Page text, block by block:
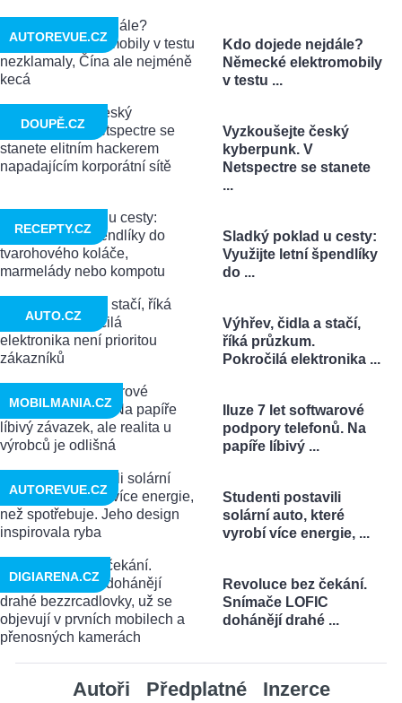
Kdo dojede nejdále?
Německé elektromobily
v testu ...
AUTOREVUE.CZ
Vyzkoušejte český
kyberpunk. V
Netspectre se stanete
...
DOUPĚ.CZ
Sladký poklad u cesty:
Využijte letní špendlíky
do ...
RECEPTY.CZ
Výhřev, čidla a stačí,
říká průzkum.
Pokročilá elektronika ...
AUTO.CZ
Iluze 7 let softwarové
podpory telefonů. Na
papíře líbivý ...
MOBILMANIA.CZ
Studenti postavili
solární auto, které
vyrobí více energie, ...
AUTOREVUE.CZ
Revoluce bez čekání.
Snímače LOFIC
dohánějí drahé ...
DIGIARENA.CZ
Autoři Předplatné Inzerce